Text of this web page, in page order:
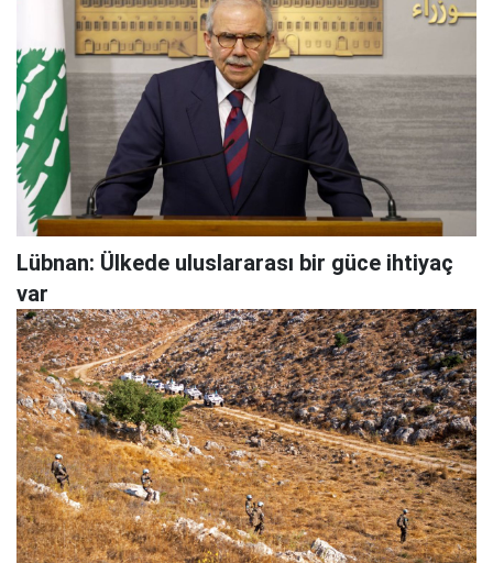
Lübnan: Ülkede uluslararası bir güce ihtiyaç
var